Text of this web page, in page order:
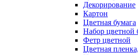
Декорирование
Картон
Цветная бумага
Набор цветной
Фетр цветной
Цветная